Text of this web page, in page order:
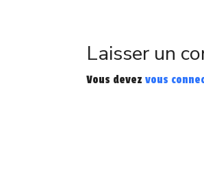
Laisser un
Vous devez vous